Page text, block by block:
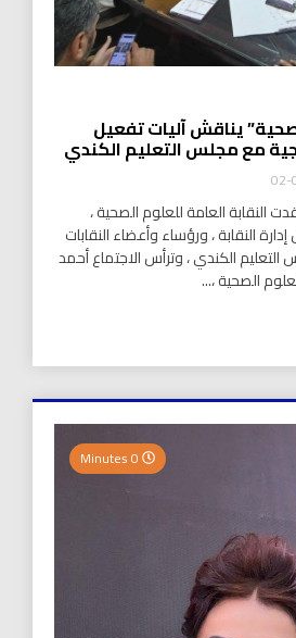
يناقش آليات تفعيل
مع مجلس التعليم الكندي
النقابة العامة للعلوم الصحية ،
النقابة ، ورؤساء وأعضاء النقابات
الكندي ، وترأس الاجتماع أحمد
الصحية ،...